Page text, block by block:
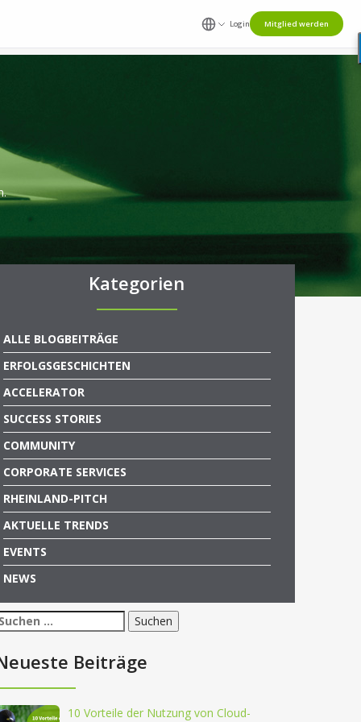
Login Mitglied werden
Kategorien
ALLE BLOGBEITRÄGE
ERFOLGSGESCHICHTEN
ACCELERATOR
SUCCESS STORIES
COMMUNITY
CORPORATE SERVICES
RHEINLAND-PITCH
AKTUELLE TRENDS
EVENTS
NEWS
Beiträge
10 Vorteile der Nutzung von Cloud-